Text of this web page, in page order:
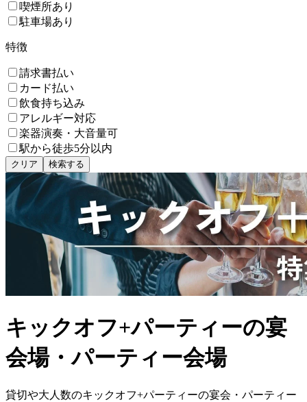
喫煙所あり
駐車場あり
特徴
請求書払い
カード払い
飲食持ち込み
アレルギー対応
楽器演奏・大音量可
駅から徒歩5分以内
クリア 検索する
キックオフ+パーティーの宴
会場・パーティー会場
貸切や大人数のキックオフ+パーティーの宴会・パーティー